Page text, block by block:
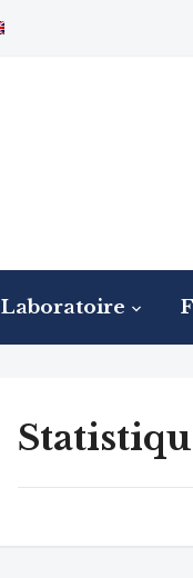
Laboratoire